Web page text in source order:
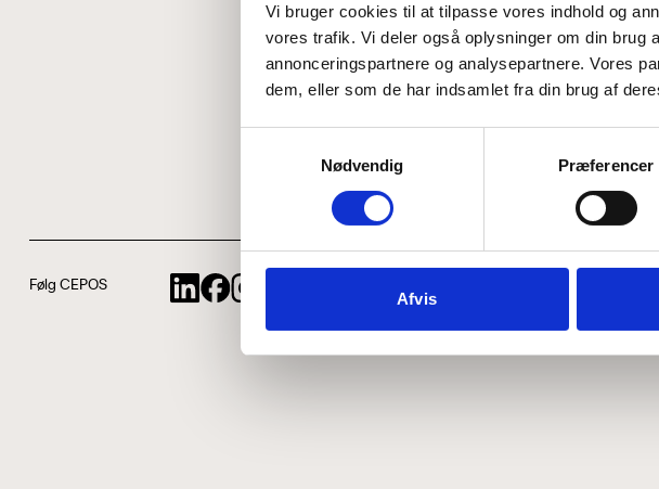
Vi bruger cookies til at tilpasse vores indhold og
vores trafik. Vi deler også oplysninger om din brug
annonceringspartnere og analysepartnere. Vores
dem, eller som de har indsamlet fra din brug af
Nødvendig
Præferencer
Afvis
Hvem er CEPOS
Vores værdier
Medarbejdere
Kontakt
Følg CEPOS